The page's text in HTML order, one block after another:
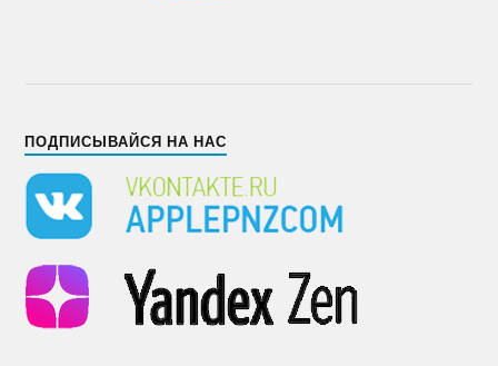
ПОДПИСЫВАЙСЯ НА НАС